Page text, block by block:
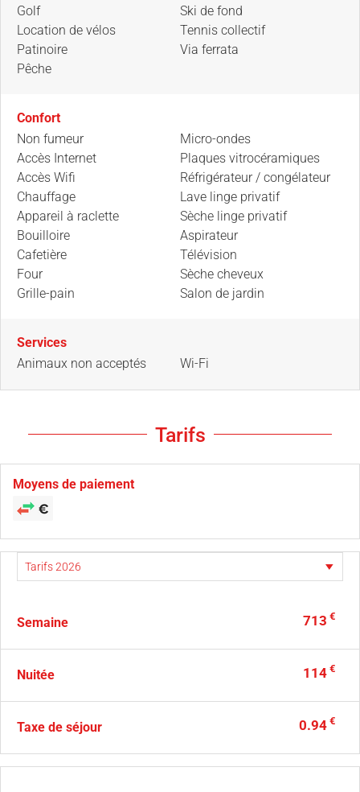
Golf
Location de vélos
Patinoire
Pêche
Ski de fond
Tennis collectif
Via ferrata
Confort
Non fumeur
Accès Internet
Accès Wifi
Chauffage
Appareil à raclette
Bouilloire
Cafetière
Four
Grille-pain
Micro-ondes
Plaques vitrocéramiques
Réfrigérateur / congélateur
Lave linge privatif
Sèche linge privatif
Aspirateur
Télévision
Sèche cheveux
Salon de jardin
Services
Animaux non acceptés
Wi-Fi
Tarifs
Moyens de paiement
Semaine 713 €
Nuitée 114 €
Taxe de séjour 0.94 €